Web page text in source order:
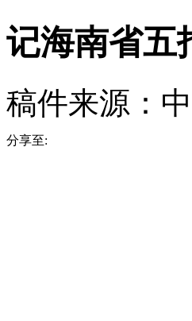
记海南省五
稿件来源：
分享至: